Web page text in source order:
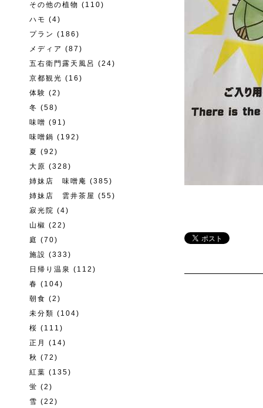
その他の植物 (110)
ハモ (4)
プラン (186)
メディア (87)
五右衛門露天風呂 (24)
京都観光 (16)
体験 (2)
冬 (58)
味噌 (91)
味噌鍋 (192)
夏 (92)
大原 (328)
姉妹店 味噌庵 (385)
姉妹店 雲井茶屋 (55)
寂光院 (4)
山椒 (22)
庭 (70)
施設 (333)
日帰り温泉 (112)
春 (104)
朝食 (2)
未分類 (104)
桜 (111)
正月
(14)
秋 (72)
紅葉 (135)
蛍 (2)
雪 (22)